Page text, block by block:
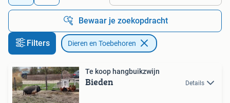
Bewaar je zoekopdracht
Filters Dieren en Toebehoren
Te koop hangbuikzwijn
Bieden Details